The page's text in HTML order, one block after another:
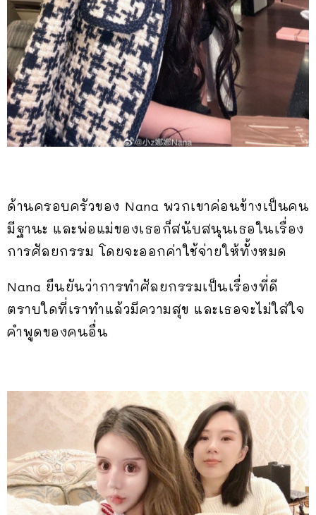
ด้านครอบครัวของ Nana พวกเขาค่อนข้างเป็นคน
มีฐานะ และพ่อแม่ของเธอก็สนับสนุนเธอในเรื่อง
การศัลยกรรม โดยจะออกค่าใช้จ่ายให้ทั้งหมด
Nana ยืนยันว่าการทำศัลยกรรมเป็นเรื่องที่ดี
ตราบใดที่เราทำแล้วมีความสุข และเธอจะไม่ใส่ใจ
คำพูดของคนอื่น